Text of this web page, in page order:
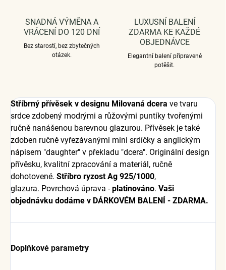
SNADNÁ VÝMĚNA A
VRÁCENÍ DO 120 DNÍ
Bez starostí, bez zbytečných
otázek.
LUXUSNÍ BALENÍ
ZDARMA KE KAŽDÉ
OBJEDNÁVCE
Elegantní balení připravené
potěšit.
Stříbrný přívěsek v designu Milovaná dcera ve tvaru
srdce zdobený modrými a růžovými puntíky tvořenými
ručně nanášenou barevnou glazurou. Přívěsek je také
zdoben ručně vyřezávanými mini srdíčky a anglickým
nápisem "daughter" v překladu "dcera". Originální design
přívěsku, kvalitní zpracování a materiál, ručně
dohotovené. Stříbro ryzost Ag 925/1000,
glazura. Povrchová úprava -platinováno. Vaši
objednávku dodáme v DÁRKOVÉM BALENÍ - ZDARMA.
Doplňkové parametry